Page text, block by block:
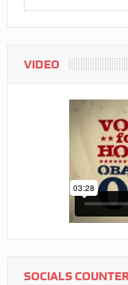
VIDEO
SOCIALS